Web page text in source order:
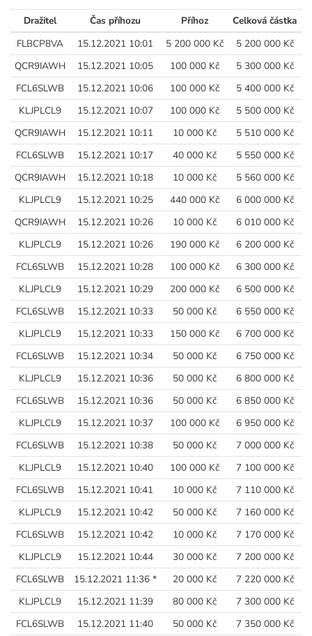
Dražitel Čas příhozu Příhoz
Celková částka
FLBCP8VA
15.12.2021 10:01 5 200 000 Kč
5 200 000 Kč
QCR9IAWH
15.12.2021 10:05 100 000 Kč
5 300 000 Kč
FCL6SLWB
15.12.2021 10:06 100 000 Kč
5 400 000 Kč
KLJPLCL9
15.12.2021 10:07 100 000 Kč
5 500 000 Kč
QCR9IAWH
15.12.2021 10:11 10 000 Kč
5 510 000 Kč
FCL6SLWB
15.12.2021 10:17 40 000 Kč
5 550 000 Kč
QCR9IAWH
15.12.2021 10:18 10 000 Kč
5 560 000 Kč
KLJPLCL9
15.12.2021 10:25 440 000 Kč
6 000 000 Kč
QCR9IAWH
15.12.2021 10:26 10 000 Kč
6 010 000 Kč
KLJPLCL9
15.12.2021 10:26 190 000 Kč
6 200 000 Kč
FCL6SLWB
15.12.2021 10:28 100 000 Kč
6 300 000 Kč
KLJPLCL9
15.12.2021 10:29 200 000 Kč
6 500 000 Kč
FCL6SLWB
15.12.2021 10:33 50 000 Kč
6 550 000 Kč
KLJPLCL9
15.12.2021 10:33 150 000 Kč
6 700 000 Kč
FCL6SLWB
15.12.2021 10:34 50 000 Kč
6 750 000 Kč
KLJPLCL9
15.12.2021 10:36 50 000 Kč
6 800 000 Kč
FCL6SLWB
15.12.2021 10:36 50 000 Kč
6 850 000 Kč
KLJPLCL9
15.12.2021 10:37 100 000 Kč
6 950 000 Kč
FCL6SLWB
15.12.2021 10:38 50 000 Kč
7 000 000 Kč
KLJPLCL9
15.12.2021 10:40 100 000 Kč
7 100 000 Kč
FCL6SLWB
15.12.2021 10:41 10 000 Kč
7 110 000 Kč
KLJPLCL9
15.12.2021 10:42 50 000 Kč
7 160 000 Kč
FCL6SLWB
15.12.2021 10:42 10 000 Kč
7 170 000 Kč
KLJPLCL9
15.12.2021 10:44 30 000 Kč
7 200 000 Kč
FCL6SLWB
15.12.2021 11:36 * 20 000 Kč
7 220 000 Kč
KLJPLCL9
15.12.2021 11:39 80 000 Kč
7 300 000 Kč
FCL6SLWB
15.12.2021 11:40 50 000 Kč
7 350 000 Kč